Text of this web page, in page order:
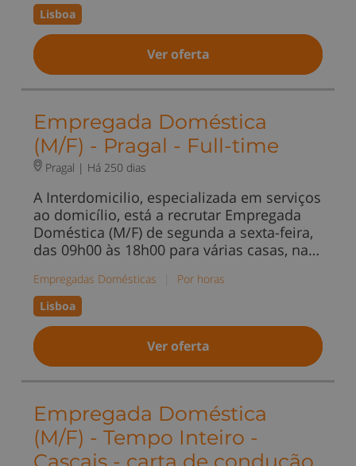
Lisboa
Ver oferta
Empregada Doméstica
(M/F) - Pragal - Full-time
Pragal | Há 250 dias
A Interdomicilio, especializada em serviços
ao domicílio, está a recrutar Empregada
Doméstica (M/F) de segunda a sexta-feira,
das 09h00 às 18h00 para várias casas, na…
Empregadas Domésticas
Por horas
Lisboa
Ver oferta
Empregada Doméstica
(M/F) - Tempo Inteiro -
Cascais - carta de condução